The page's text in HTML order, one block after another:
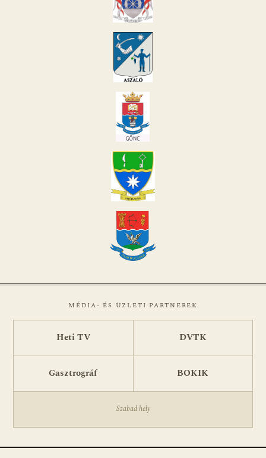
MÉDIA- ÉS ÜZLETI PARTNEREK
Heti TV DVTK
Gasztrográf BOKIK
Szabad hely